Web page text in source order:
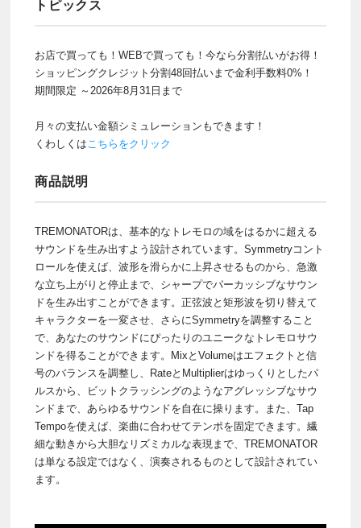
トピックス
お店で買っても！WEBで買っても！今なら分割払いがお得！
ショッピングクレジット分割48回払いまで金利手数料0%！
期間限定 ～2026年8月31日まで
月々の支払い金額シミュレーションもできます！
くわしくはこちらをクリック
商品説明
TREMONATORは、基本的なトレモロの域をはるかに超える
サウンドを生み出すよう設計されています。Symmetryコント
ロールを使えば、波形を滑らかに上昇させるものから、急激
な立ち上がりと停止まで、シャープでパーカッシブなサウン
ドを生み出すことができます。正弦波と矩形波を切り替えて
キャラクターを一変させ、さらにSymmetryを調整すること
で、あなたのサウンドにぴったりのユニークなトレモロサウ
ンドを得ることができます。MixとVolumeはエフェクトと信
号のバランスを調整し、RateとMultiplierはゆっくりとしたパ
ルスから、ビットクラッシングのようなアグレッシブなサウ
ンドまで、あらゆるサウンドを自在に操ります。また、Tap
Tempoを使えば、楽曲に合わせてテンポを固定できます。繊
細な動きから大胆なリズミカルな表現まで、TREMONATOR
は単なる設定ではなく、演奏されるものとして設計されてい
ます。